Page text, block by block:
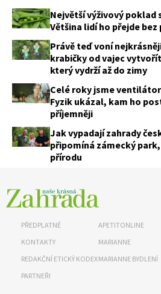
Největší výživový poklad
Většina lidí ho přejde
Právě teď voní
krabičky od vajec
který vydrží až do zimy
Celé roky jsme
Fyzik ukázal, kam ho
příjemněji
Jak vypadají zahrady
připomíná zámecký
přírodu
PŘEDPLATNÉ
KONTAKTY
REDAKČNÍ ETICKÝ KODEX
PARTNEŘI
APETITONLINE
MARIANNE
MARIANNE BYDLENÍ